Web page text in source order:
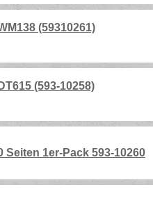
(59310261)
(593-10258)
1er-Pack 593-10260